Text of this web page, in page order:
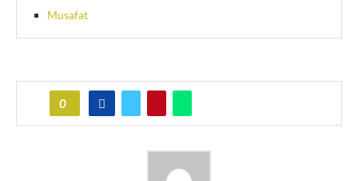
Musafat
0